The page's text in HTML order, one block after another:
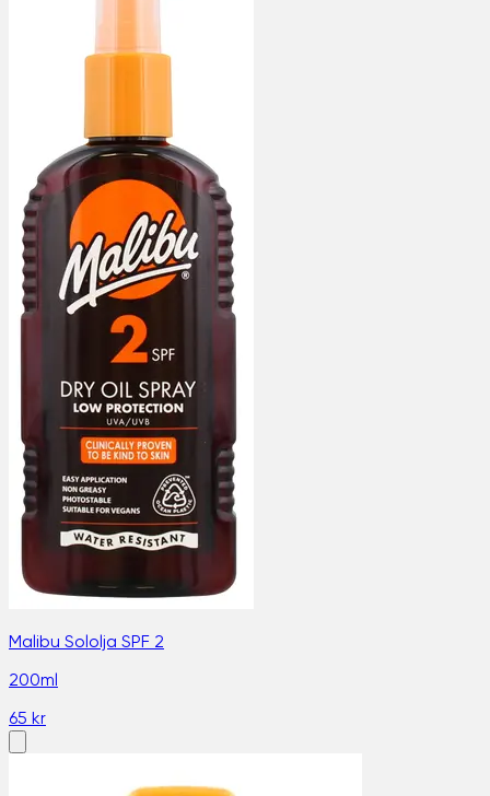
Malibu Sololja SPF 2
200ml
65 kr